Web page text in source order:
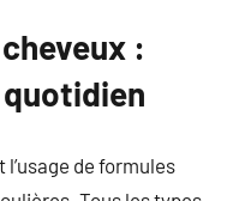
:
de formules